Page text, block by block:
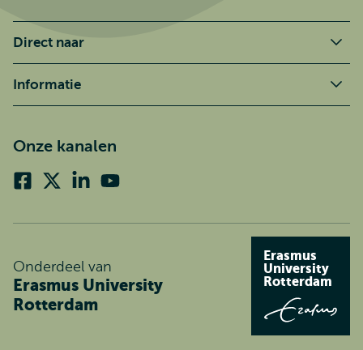
Direct naar
Informatie
Onze kanalen
Facebook
twitter)
Linkedin
Onderdeel van
Erasmus University
Rotterdam
Erasmus
University
Rotterdam